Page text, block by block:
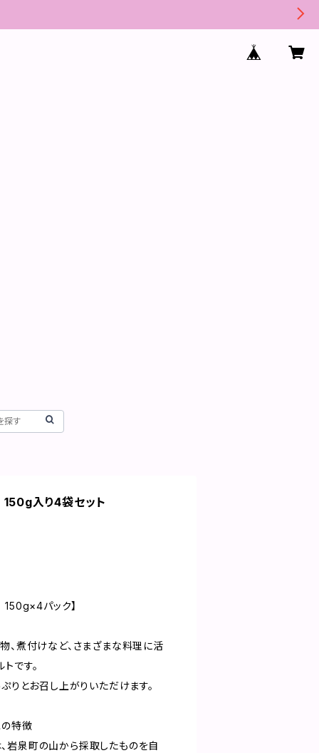
入り4袋セット
パック】
、煮付けなど、さまざまな料理に活
です。
りとお召し上がりいただけます。
特徴
岩泉町の山から採取したものを自